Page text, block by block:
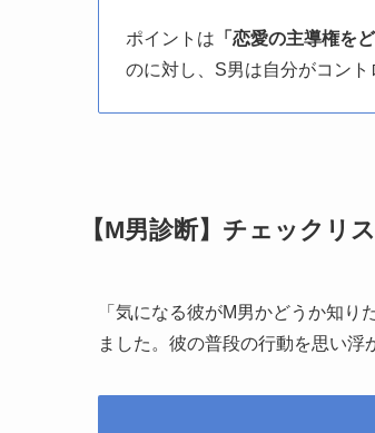
ポイントは 「恋愛の主導権を
のに対し、S男は自分がコント
【M男診断】チェックリ
「気になる彼がM男かどうか知り
ました。彼の普段の行動を思い浮